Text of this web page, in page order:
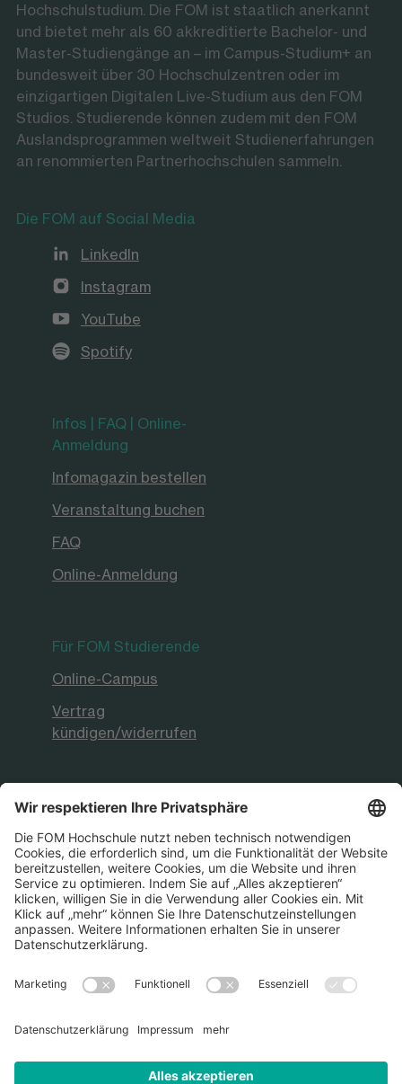
Hochschulstudium. Die FOM ist staatlich anerkannt
und bietet mehr als 60 akkreditierte Bachelor- und
Master-Studiengänge an – im Campus-Studium+ an
bundesweit über 30 Hochschulzentren oder im
einzigartigen Digitalen Live-Studium aus den FOM
Studios. Studierende können zudem mit den FOM
Auslandsprogrammen weltweit Studienerfahrungen
an renommierten Partnerhochschulen sammeln.
Die FOM auf Social Media
LinkedIn
Instagram
YouTube
Spotify
Infos | FAQ | Online-
Anmeldung
Infomagazin bestellen
Veranstaltung buchen
FAQ
Online-Anmeldung
Für FOM Studierende
Online-Campus
Vertrag
kündigen/widerrufen
FOM Hochschule
Aktuelles & Presse
FOM International
FOM German-Sino School
Die FOM Hochschule ist akkreditiert sowie
staatlich und international anerkannt